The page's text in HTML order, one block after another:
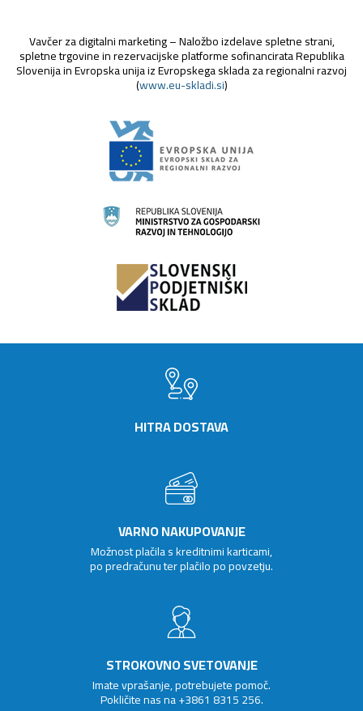
Vavčer za digitalni marketing – Naložbo izdelave spletne strani,
spletne trgovine in rezervacijske platforme sofinancirata Republika
Slovenija in Evropska unija iz Evropskega sklada za regionalni razvoj
(www.eu-skladi.si)
HITRA DOSTAVA
VARNO NAKUPOVANJE
Možnost plačila s kreditnimi karticami,
po predračunu ter plačilo po povzetju.
STROKOVNO SVETOVANJE
Imate vprašanje, potrebujete pomoč.
Pokličite nas na+3861 8315 256.